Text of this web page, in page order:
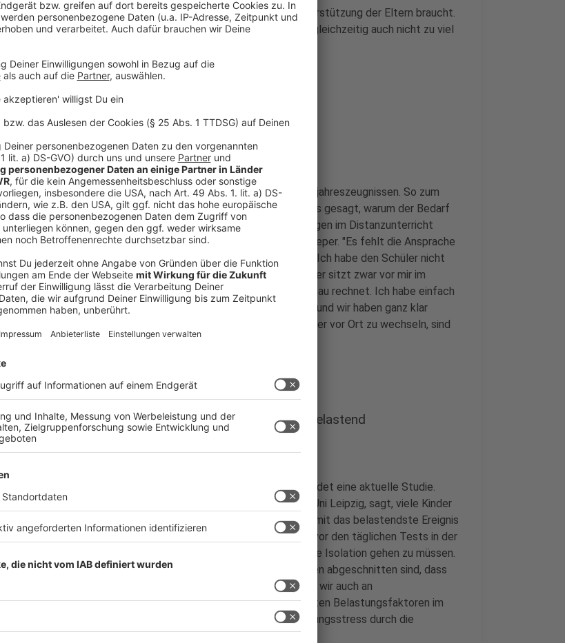
hat schlechte Noten zu haben und jetzt ganz besonders die Unterstützung der Eltern braucht.
Es ist ratsam, ein gutes Lernumfeld und Strukturen zu schaffen, gleichzeitig auch nicht zu viel
Anzeige
Zu viel Distanzunterricht: Schüler 'digitalmüde'
Anzeige
Nachhilfeanbieter bekommen viele Anfragen - kurz nach den Halbjahreszeugnissen. So zum
Beispiel auch die 'Schülerhilfe'. Christian Pieper vom Verein hat uns gesagt, warum der Bedarf
so groß sei: Schülerinnen und Schüler seien "digitalmüde". Leistungen im Distanzunterricht
seien eingeknickt und die Motivation wäre deutlich geringer, so Pieper. "Es fehlt die Ansprache
in Präsenz. Es fehlt einfach so ein - ich sag jetzt mal - 3D-Faktor. Ich habe den Schüler nicht
mehr bei mir, ich kann dem nicht mehr über die Schulter gucken. Der sitzt zwar vor mir im
Distanzunterricht - ich sehe ihn, aber ich sehe nicht, was er da genau rechnet. Ich habe einfach
so ein bisschen weniger Möglichkeit mit dem Schüler zu arbeiten und wir haben ganz klar
festgestellt, wenn wir die Möglichkeit hatten von digital auf wieder vor Ort zu wechseln, sind
die meisten Schüler mitgezogen.“
Anzeige
Kinderpsychologe: Quarantäne für die Kleinsten sehr belastend
Anzeige
8 von 10 Kindern fühlen sich durch die Pandemie belastet, vermeldet eine aktuelle Studie.
Professor Julian Schmitz, Kinder- und Jugendpsychologe an der Uni Leipzig, sagt, viele Kinder
haben vor allem Angst vor einer Quarantäne. "Eine Quarantäne ist mit das belastendste Ereignis
für Familien und für Kinder. Es gibt Kinder, die haben große Angst vor den täglichen Tests in der
Schule. Sie haben Angst positiv zu sein, weil sie Angst haben, in die Isolation gehen zu müssen.
Auch weil sie wissen, dass sie in dieser Isolation von ihren Freunden abgeschnitten sind, dass
sie auch Angst haben, schulischen Stoff zu verpassen. Das sehen wir auch an
Forschungsdaten, beispielsweise aus der Schweiz. Einer der größten Belastungsfaktoren im
Moment neben dieser Quarantäneangst ist auch der starke Leistungsstress durch die
Schulen."